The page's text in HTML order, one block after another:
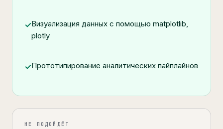
✓Визуализация данных с помощью matplotlib,
plotly
✓Прототипирование аналитических пайплайнов
НЕ ПОДОЙДЁТ